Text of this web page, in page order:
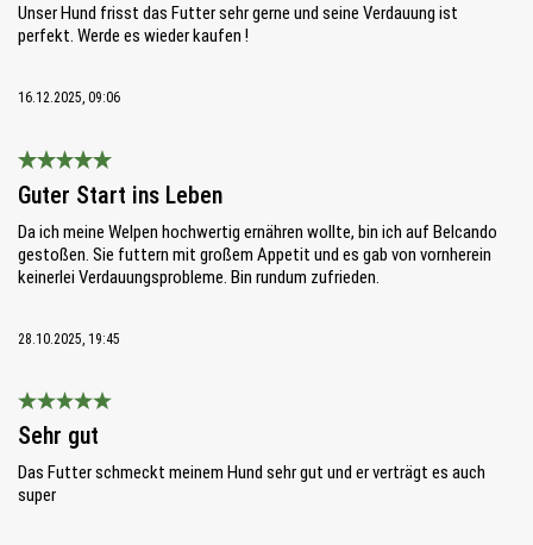
Unser Hund frisst das Futter sehr gerne und seine Verdauung ist
perfekt. Werde es wieder kaufen !
16.12.2025, 09:06
Guter Start ins Leben
Da ich meine Welpen hochwertig ernähren wollte, bin ich auf Belcando
gestoßen. Sie futtern mit großem Appetit und es gab von vornherein
keinerlei Verdauungsprobleme. Bin rundum zufrieden.
28.10.2025, 19:45
Bewertung mit 5 von 5 Sternen
Sehr gut
Das Futter schmeckt meinem Hund sehr gut und er verträgt es auch
super